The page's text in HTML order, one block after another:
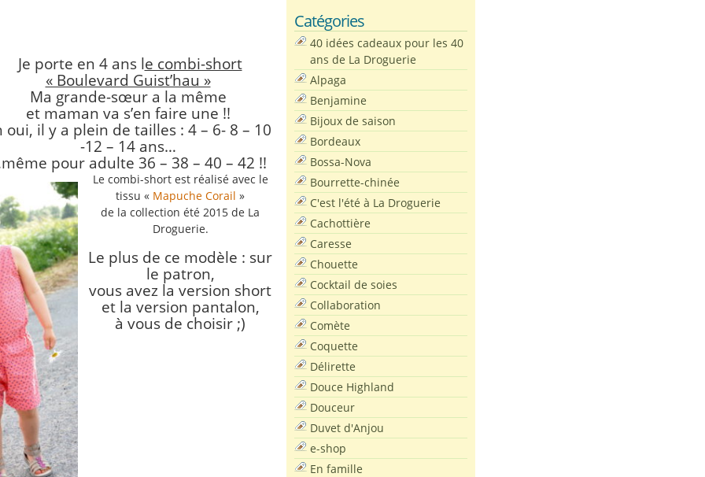
Je porte en 4 ans le combi-short
« Boulevard Guist’hau »
Ma grande-sœur a la même
et maman va s’en faire une !!
oui, il y a plein de tailles : 4 – 6- 8 – 10
-12 – 14 ans…
pour adulte 36 – 38 – 40 – 42 !!
Le combi-short est réalisé avec le
tissu « Mapuche Corail »
de la collection été 2015 de La
Droguerie.
Le plus de ce modèle : sur
le patron,
vous avez la version short
et la version pantalon,
à vous de choisir ;)
Catégories
40 idées cadeaux pour les 40
ans de La Droguerie
Alpaga
Benjamine
Bijoux de saison
Bordeaux
Bossa-Nova
Bourrette-chinée
C'est l'été à La Droguerie
Cachottière
Caresse
Chouette
Cocktail de soies
Collaboration
Comète
Coquette
Délirette
Douce Highland
Douceur
Duvet d'Anjou
e-shop
En famille